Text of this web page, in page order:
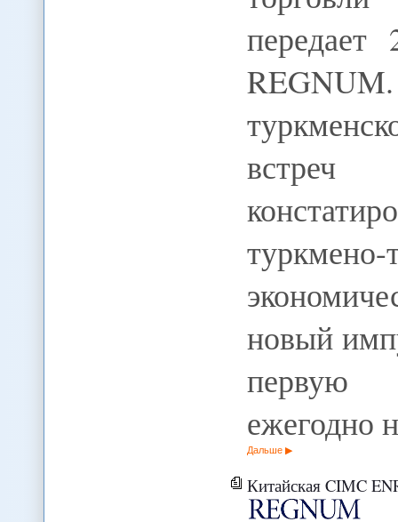
новый
первую
ежегодно
Дальше
Китайская CIMC ENRIC